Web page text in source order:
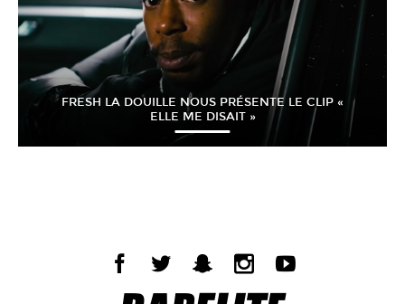
FRESH LA DOUILLE NOUS PRÉSENTE LE CLIP «
ELLE ME DISAIT »